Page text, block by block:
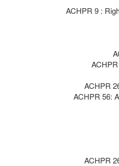
ACHPR 9 :
ACHPR
ACHPR 56:
ACHPR